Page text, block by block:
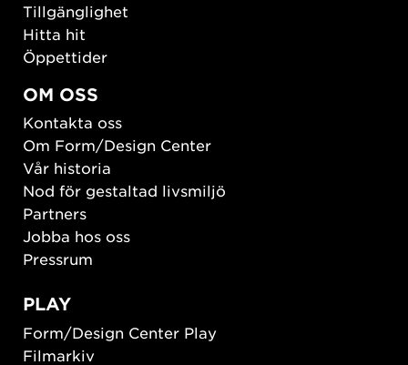
Tillgänglighet
Hitta hit
Öppettider
OM OSS
Kontakta oss
Om Form/Design Center
Vår historia
Nod för gestaltad livsmiljö
Partners
Jobba hos oss
Pressrum
PLAY
Form/Design Center Play
Filmarkiv